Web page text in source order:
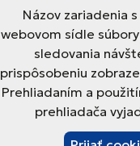
Názov zariadenia
webovom sídle
sledovania
prispôsobeniu
Prehliadaním a
prehliadača